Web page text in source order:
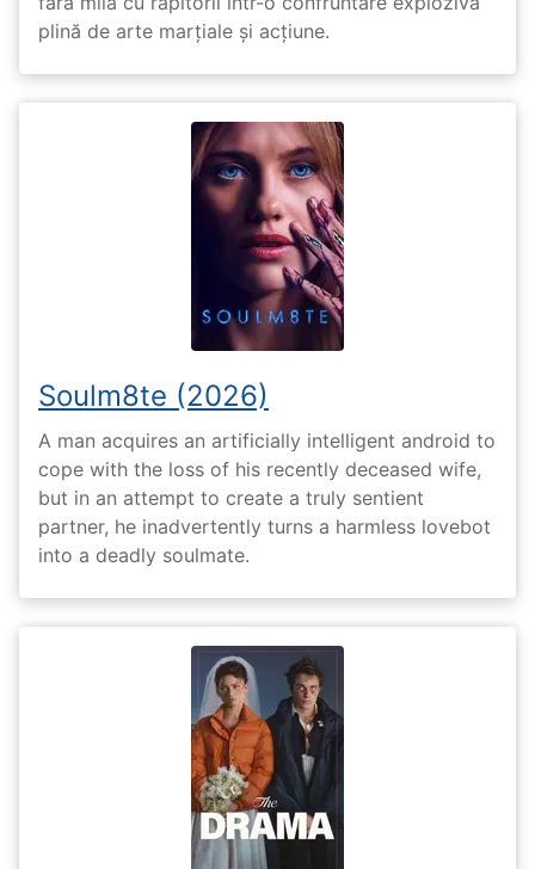
plină de arte marțiale și acțiune.
Soulm8te (2026)
A man acquires an artificially intelligent android to
cope with the loss of his recently deceased wife,
but in an attempt to create a truly sentient
partner, he inadvertently turns a harmless lovebot
into a deadly soulmate.